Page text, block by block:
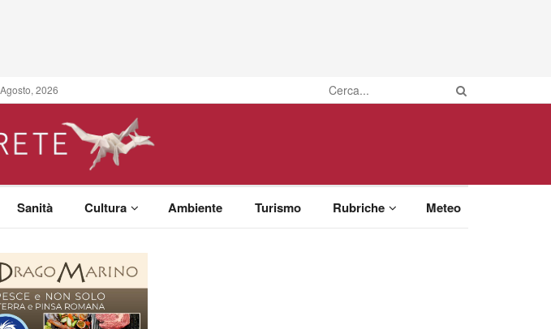
2026
Sanità Cultura Ambiente Turismo Rubriche Meteo